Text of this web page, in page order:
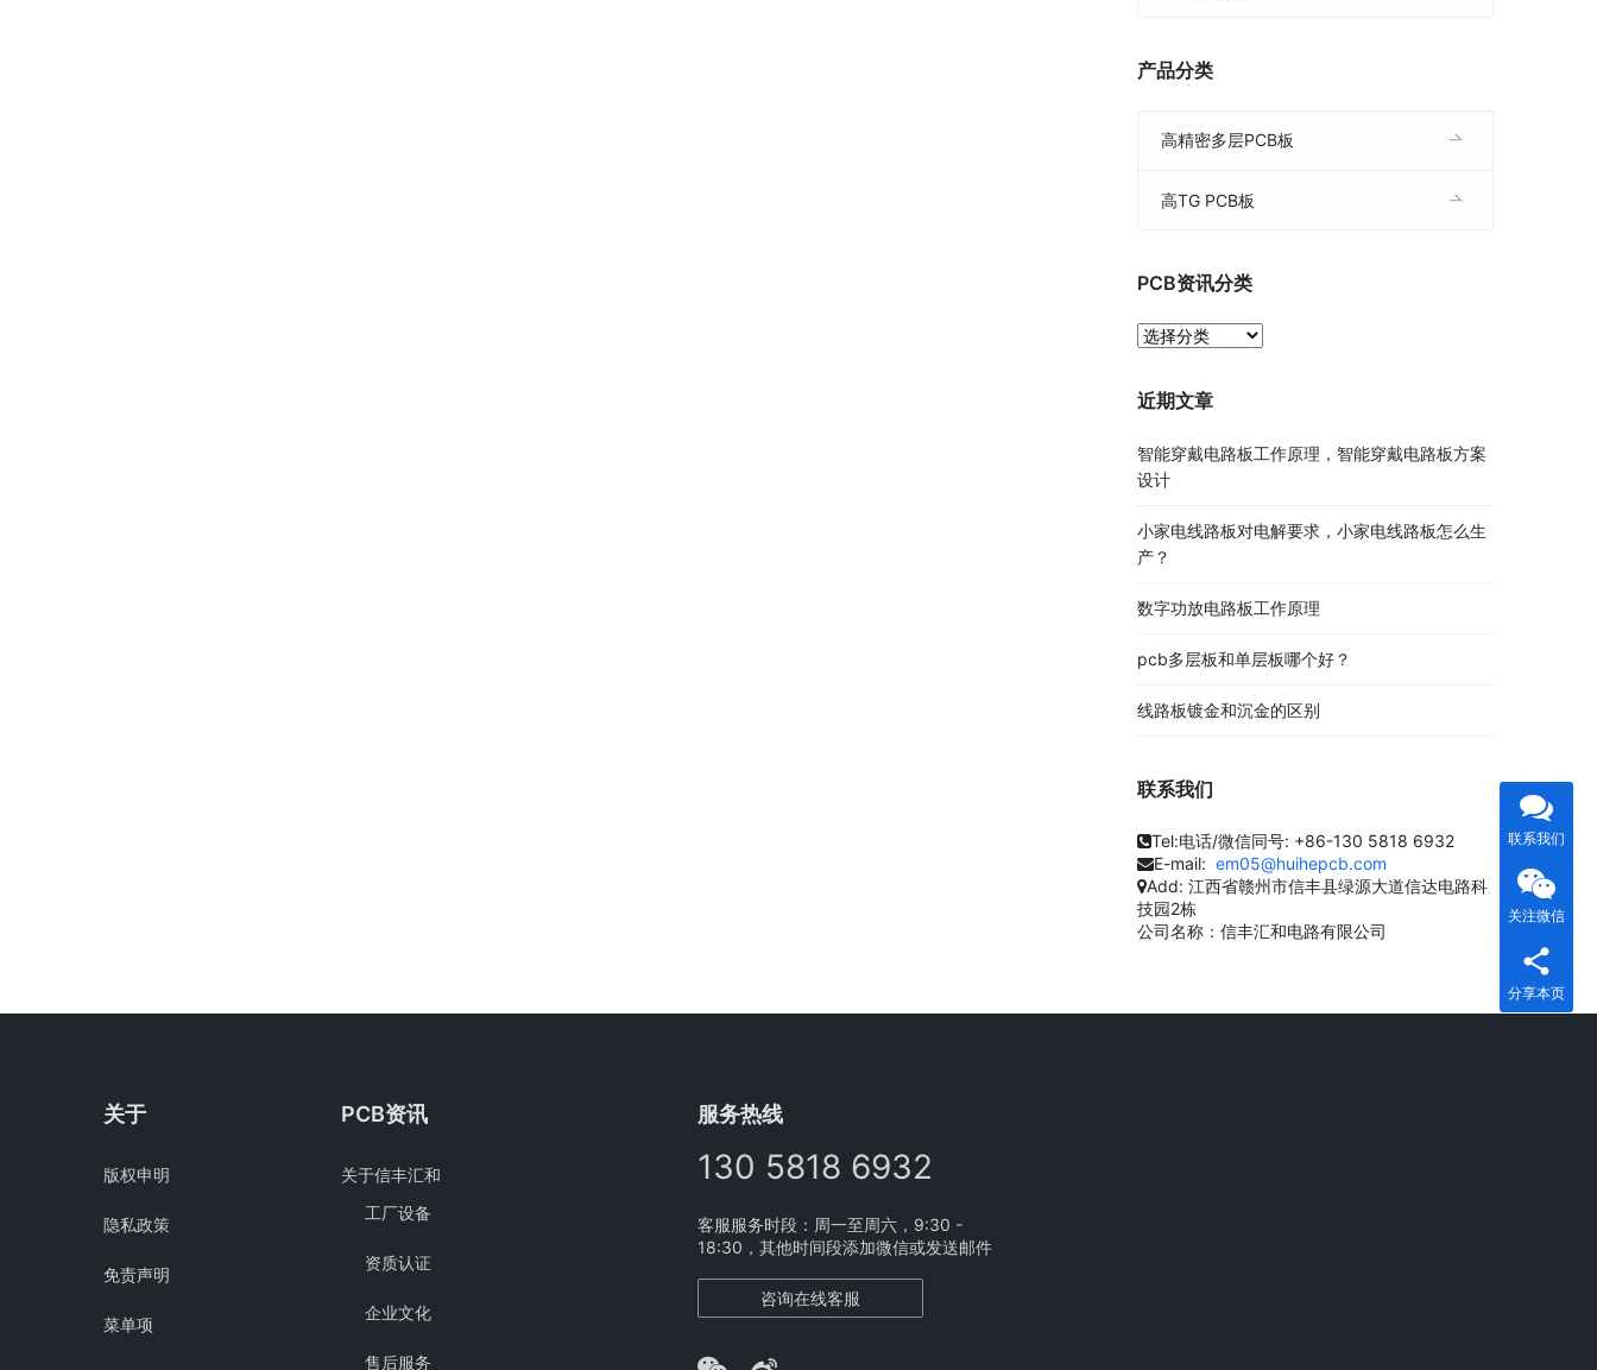
产品分类
高精密多层PCB板
高TG PCB板
PCB资讯分类
PCB
分
近期文章
智能穿戴电路板工作原理，智能穿戴电路板方案
设计
小家电线路板对电解要求，小家电线路板怎么生
产？
数字功放电路板工作原理
pcb多层板和单层板哪个好？
线路板镀金和沉金的区别
联系我们
Tel:电话/微信同号: +86-130 5818 6932
E-mail: em05@huihepcb.com
Add: 江西省赣州市信丰县绿源大道信达电路科
技园2栋
公司名称：信丰汇和电路有限公司
关于
版权申明
隐私政策
免责声明
菜单项
PCB资讯
关于信丰汇和
工厂设备
资质认证
企业文化
售后服务
服务热线
130 5818 6932
客服服务时段：周一至周六，9:30 -
18:30，其他时间段添加微信或发送邮件
咨询在线客服
联系我们
关注微信
分享本页